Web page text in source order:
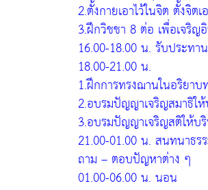
2.ตั้งกายเอาไว้ในจิต ตั้งจิต
3.ฝึกวิชชา 8 ต่อ เพื่อเจริ
16.00-18.00 น. รับประทา
18.00-21.00 น.
1.ฝึกการทรงฌานในอริยา
2.อบรมปัญญาเจริญสมาธิใ
3.อบรมปัญญาเจริญสติให้บ
21.00-01.00 น. สนทนาธ
ถาม – ตอบปัญหาต่าง ๆ
01.00-06.00 น. นอน